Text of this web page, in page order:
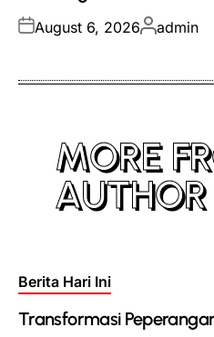
Posted
August 6, 2026Posted
admin
MORE
AUTHOR
Posted
Berita Hari Ini
Transformasi